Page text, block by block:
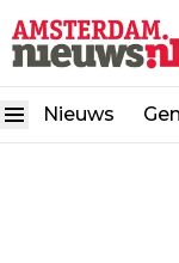
Nieuws